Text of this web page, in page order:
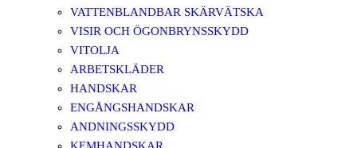
VATTENBLANDBAR SKÄRVÄTSKA
VISIR OCH ÖGONBRYNSSKYDD
VITOLJA
ARBETSKLÄDER
HANDSKAR
ENGÅNGSHANDSKAR
ANDNINGSSKYDD